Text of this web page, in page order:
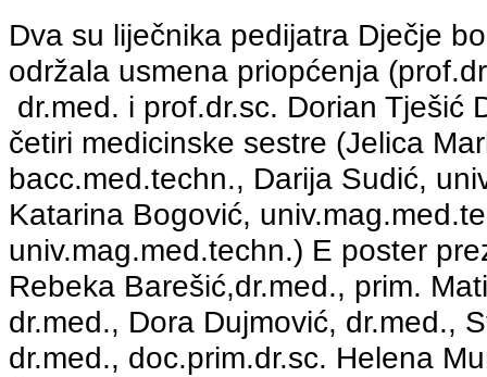
Dva su liječnika pedijatra Dječje
održala usmena priopćenja
dr.med. i prof.dr.sc. Dorian Tješić
četiri medicinske sestre (Jelica
bacc.med.techn., Darija Sudić,
Katarina Bogović,
univ.mag.med.techn.) E poster
Rebeka Barešić,dr.med., prim.
dr.med., Dora Dujmović, dr.med.,
dr.med., doc.prim.dr.sc. Helena